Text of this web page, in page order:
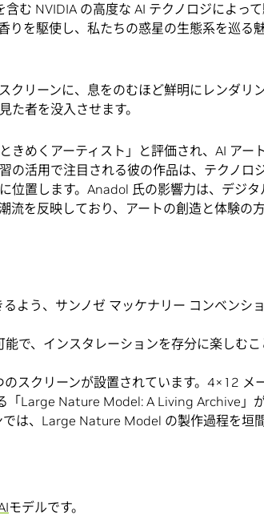
む NVIDIA の高度な AI テクノロジによっ
りを駆使し、私たちの惑星の生態系を巡る
クリーンに、息をのむほど鮮明にレンダリ
た者を没入させます。
めくアーティスト」と評価され、AI アー
の活用で注目される彼の作品は、テクノロ
位置します。Anadol 氏の影響力は、デジタ
流を反映しており、アートの創造と体験の
よう、サンノゼ マッケナリー コンベンシ
能で、インスタレーションを存分に楽しむこ
のスクリーンが設置されています。4×12 メ
「Large Nature Model: A Living Archive」
は、Large Nature Model の製作過程を垣
モデルです。